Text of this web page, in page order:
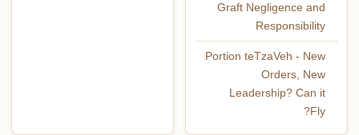
Graft Negligence and
Responsibility
Portion teTzaVeh - New
Orders, New
Leadership? Can it
Fly?